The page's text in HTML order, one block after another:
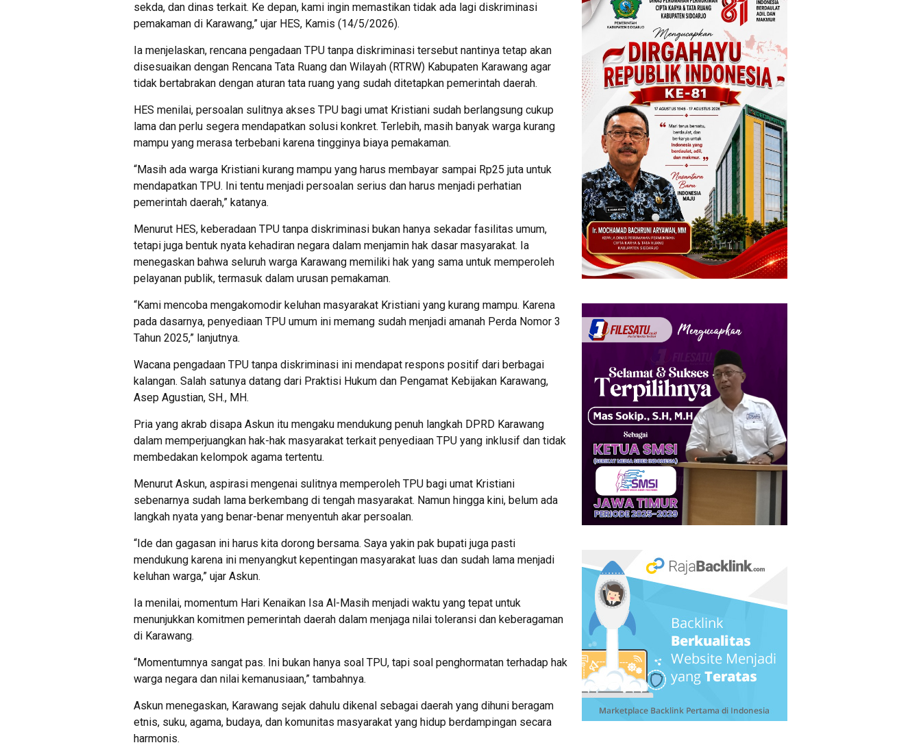
sekda, dan dinas terkait. Ke depan, kami ingin memastikan tidak ada lagi diskriminasi
pemakaman di Karawang,” ujar HES, Kamis (14/5/2026).
Ia menjelaskan, rencana pengadaan TPU tanpa diskriminasi tersebut nantinya tetap akan
disesuaikan dengan Rencana Tata Ruang dan Wilayah (RTRW) Kabupaten Karawang agar
tidak bertabrakan dengan aturan tata ruang yang sudah ditetapkan pemerintah daerah.
HES menilai, persoalan sulitnya akses TPU bagi umat Kristiani sudah berlangsung cukup
lama dan perlu segera mendapatkan solusi konkret. Terlebih, masih banyak warga kurang
mampu yang merasa terbebani karena tingginya biaya pemakaman.
“Masih ada warga Kristiani kurang mampu yang harus membayar sampai Rp25 juta untuk
mendapatkan TPU. Ini tentu menjadi persoalan serius dan harus menjadi perhatian
pemerintah daerah,” katanya.
Menurut HES, keberadaan TPU tanpa diskriminasi bukan hanya sekadar fasilitas umum,
tetapi juga bentuk nyata kehadiran negara dalam menjamin hak dasar masyarakat. Ia
menegaskan bahwa seluruh warga Karawang memiliki hak yang sama untuk memperoleh
pelayanan publik, termasuk dalam urusan pemakaman.
“Kami mencoba mengakomodir keluhan masyarakat Kristiani yang kurang mampu. Karena
pada dasarnya, penyediaan TPU umum ini memang sudah menjadi amanah Perda Nomor 3
Tahun 2025,” lanjutnya.
Wacana pengadaan TPU tanpa diskriminasi ini mendapat respons positif dari berbagai
kalangan. Salah satunya datang dari Praktisi Hukum dan Pengamat Kebijakan Karawang,
Asep Agustian, SH., MH.
Pria yang akrab disapa Askun itu mengaku mendukung penuh langkah DPRD Karawang
dalam memperjuangkan hak-hak masyarakat terkait penyediaan TPU yang inklusif dan tidak
membedakan kelompok agama tertentu.
Menurut Askun, aspirasi mengenai sulitnya memperoleh TPU bagi umat Kristiani
sebenarnya sudah lama berkembang di tengah masyarakat. Namun hingga kini, belum ada
langkah nyata yang benar-benar menyentuh akar persoalan.
“Ide dan gagasan ini harus kita dorong bersama. Saya yakin pak bupati juga pasti
mendukung karena ini menyangkut kepentingan masyarakat luas dan sudah lama menjadi
keluhan warga,” ujar Askun.
Ia menilai, momentum Hari Kenaikan Isa Al-Masih menjadi waktu yang tepat untuk
menunjukkan komitmen pemerintah daerah dalam menjaga nilai toleransi dan keberagaman
di Karawang.
“Momentumnya sangat pas. Ini bukan hanya soal TPU, tapi soal penghormatan terhadap hak
warga negara dan nilai kemanusiaan,” tambahnya.
Askun menegaskan, Karawang sejak dahulu dikenal sebagai daerah yang dihuni beragam
etnis, suku, agama, budaya, dan komunitas masyarakat yang hidup berdampingan secara
harmonis.